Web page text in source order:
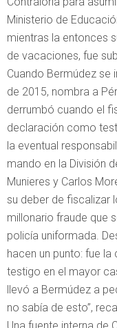
Ministerio de
mientras la entonces
de vacaciones, fue
Cuando Bermúdez se
de 2015, nombra a
derrumbó cuando el
declaración como
la eventual
mando en la División
Munieres y Carlos
su deber de fiscalizar
millonario fraude que
policía uniformada.
hacen un punto: fue
testigo en el mayor
llevó a Bermúdez a
no sabía de esto”,
Una fuente interna de